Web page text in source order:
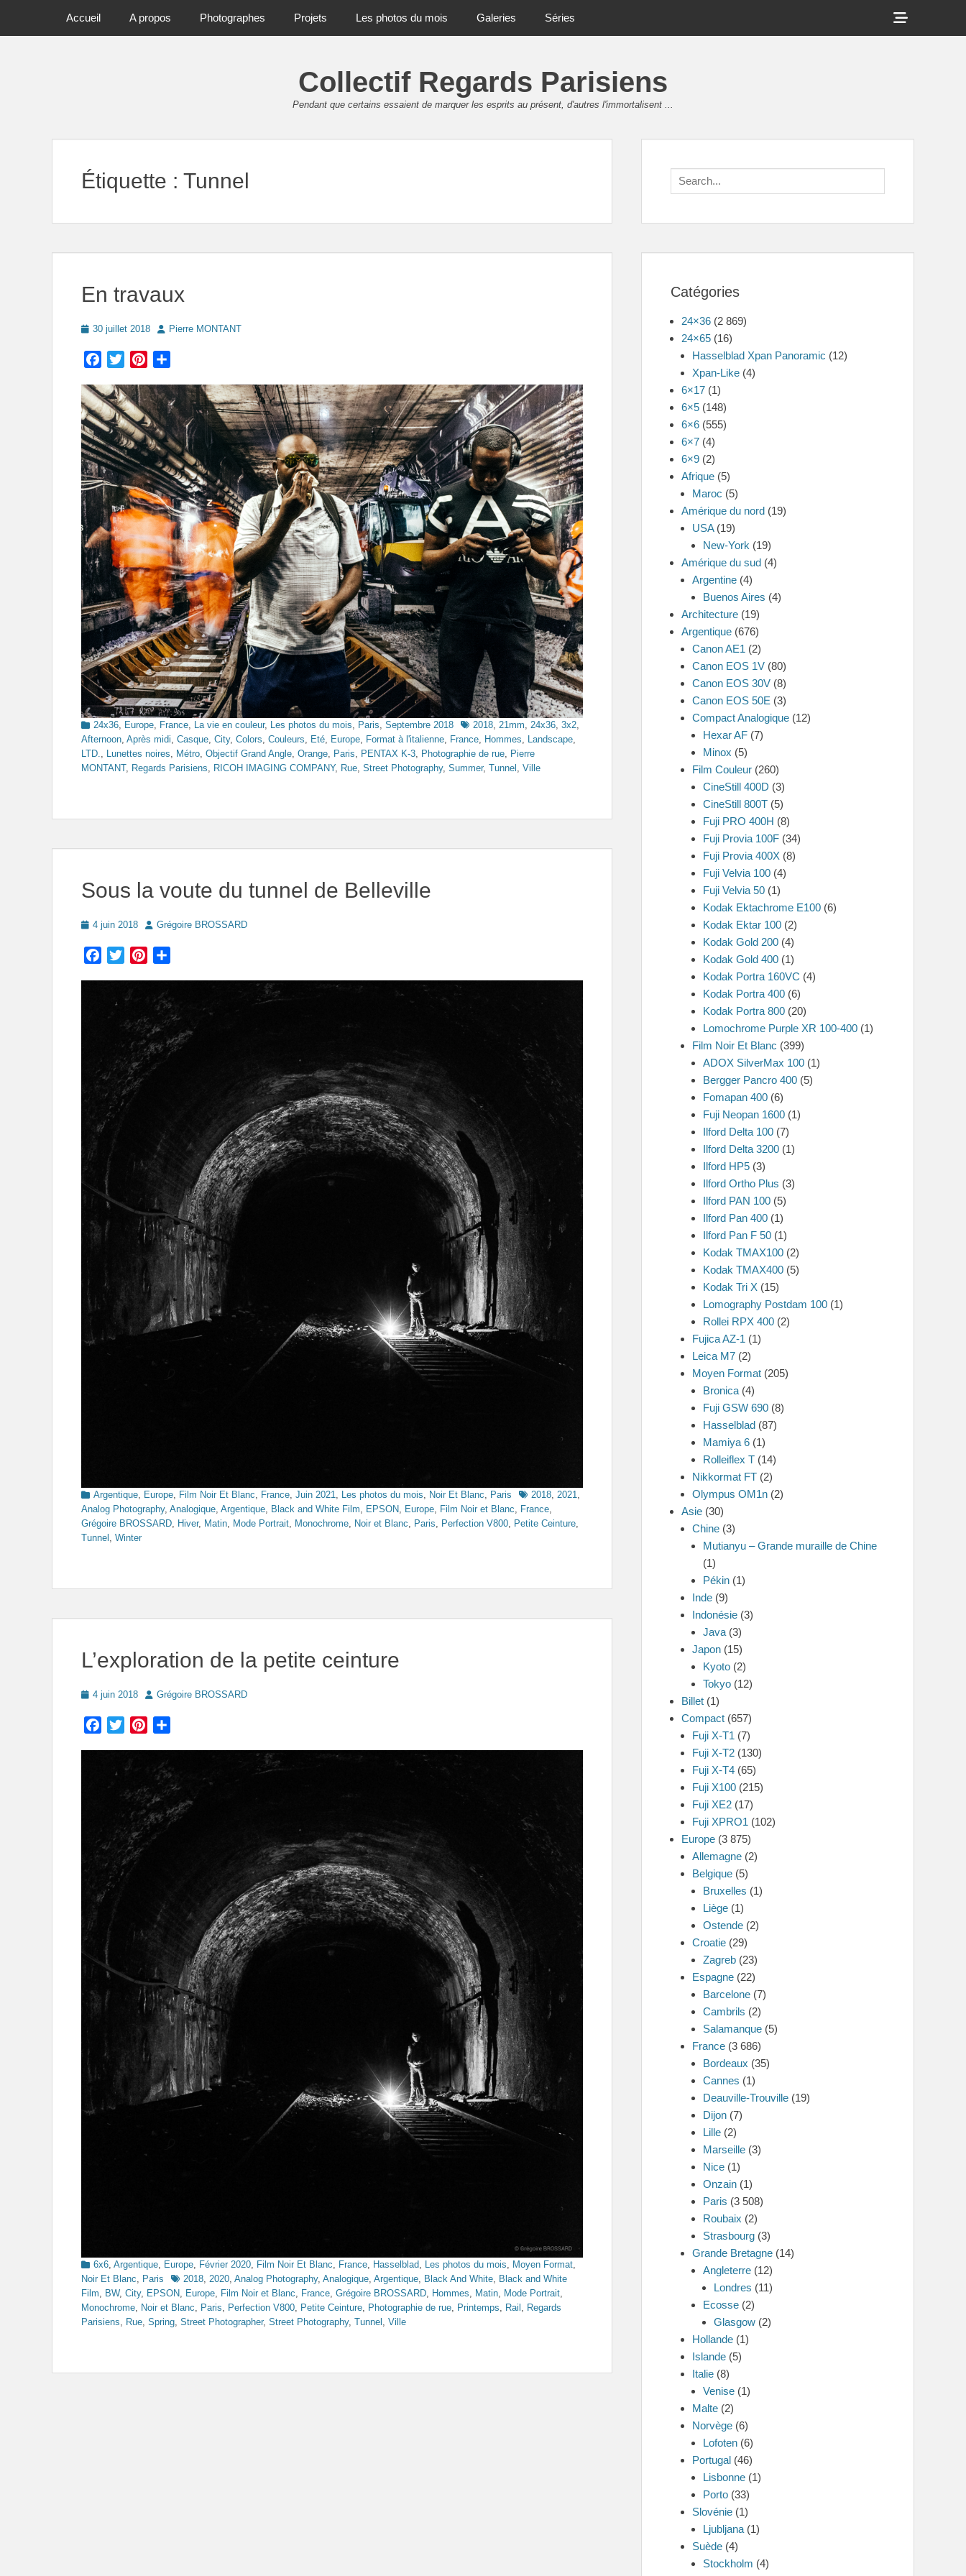
Primary Menu
Accueil A propos Photographes Projets Les photos du mois Galeries Séries
Show
Header
Collectif Regards Parisiens
Pendant que certains essaient de marquer les esprits au présent, d'autres l'immortalisent ...
Étiquette : Tunnel
En travaux
Posted
30 juillet 2018 AuthorPierre MONTANT
Facebook
TwitterPinterest
Categories
24x36, Europe, France, La vie en couleur, Les photos du mois, Paris, Septembre 2018 Tags2018, 21mm, 24x36, 3x2,
Afternoon, Après midi, Casque, City, Colors, Couleurs, Eté, Europe, Format à l'italienne, France, Hommes, Landscape,
LTD., Lunettes noires, Métro, Objectif Grand Angle, Orange, Paris, PENTAX K-3, Photographie de rue, Pierre
MONTANT, Regards Parisiens, RICOH IMAGING COMPANY, Rue, Street Photography, Summer, Tunnel , Ville
Sous la voute du tunnel de Belleville
Posted
4 juin 2018 Author
Grégoire BROSSARD
Facebook
TwitterPinterest
Categories
Argentique, Europe, Film Noir Et Blanc, France, Juin 2021, Les photos du mois, Noir Et Blanc, Paris Tags2018, 2021,
Analog Photography, Analogique, Argentique, Black and White Film, EPSON, Europe, Film Noir et Blanc, France,
Grégoire BROSSARD, Hiver, Matin, Mode Portrait, Monochrome, Noir et Blanc, Paris, Perfection V800, Petite Ceinture,
Tunnel , Winter
L’exploration de la petite ceinture
Posted
4 juin 2018 Author
Grégoire BROSSARD
Facebook
TwitterPinterest
Categories
6x6, Argentique, Europe, Février 2020, Film Noir Et Blanc, France, Hasselblad, Les photos du mois, Moyen Format,
Noir Et Blanc, Paris Tags2018, 2020, Analog Photography, Analogique, Argentique, Black And White, Black and White
Film, BW, City, EPSON, Europe, Film Noir et Blanc, France, Grégoire BROSSARD, Hommes, Matin, Mode Portrait,
Monochrome, Noir et Blanc, Paris, Perfection V800, Petite Ceinture, Photographie de rue, Printemps, Rail , Regards
Parisiens, Rue, Spring, Street Photographer, Street Photography, Tunnel , Ville
Search
for:
Catégories
24×36 (2 869)
24×65 (16)
Hasselblad Xpan Panoramic (12)
Xpan-Like (4)
6×17 (1)
6×5 (148)
6×6 (555)
6×7 (4)
6×9 (2)
Afrique (5)
Maroc (5)
Amérique du nord (19)
USA(19)
New-York (19)
Amérique du sud (4)
Argentine (4)
Buenos Aires (4)
Architecture (19)
Argentique (676)
Canon AE1 (2)
Canon EOS 1V (80)
Canon EOS 30V (8)
Canon EOS 50E (3)
Compact Analogique (12)
Hexar AF (7)
Minox (5)
Film Couleur (260)
CineStill 400D (3)
CineStill 800T (5)
Fuji PRO 400H (8)
Fuji Provia 100F (34)
Fuji Provia 400X (8)
Fuji Velvia 100 (4)
Fuji Velvia 50 (1)
Kodak Ektachrome E100 (6)
Kodak Ektar 100 (2)
Kodak Gold 200 (4)
Kodak Gold 400 (1)
Kodak Portra 160VC (4)
Kodak Portra 400 (6)
Kodak Portra 800 (20)
Lomochrome Purple XR 100-400 (1)
Film Noir Et Blanc (399)
ADOX SilverMax 100 (1)
Bergger Pancro 400 (5)
Fomapan 400 (6)
Fuji Neopan 1600 (1)
Ilford Delta 100 (7)
Ilford Delta 3200 (1)
Ilford HP5 (3)
Ilford Ortho Plus (3)
Ilford PAN 100 (5)
Ilford Pan 400 (1)
Ilford Pan F 50 (1)
Kodak TMAX100 (2)
Kodak TMAX400 (5)
Kodak Tri X (15)
Lomography Postdam 100 (1)
Rollei RPX 400 (2)
Fujica AZ-1 (1)
Leica M7 (2)
Moyen Format (205)
Bronica (4)
Fuji GSW 690 (8)
Hasselblad (87)
Mamiya 6 (1)
Rolleiflex T (14)
Nikkormat FT (2)
Olympus OM1n (2)
Asie (30)
Chine (3)
Mutianyu – Grande muraille de Chine
(1)
Pékin (1)
Inde (9)
Indonésie (3)
Java (3)
Japon (15)
Kyoto (2)
Tokyo (12)
Billet (1)
Compact (657)
Fuji X-T1 (7)
Fuji X-T2 (130)
Fuji X-T4 (65)
Fuji X100 (215)
Fuji XE2 (17)
Fuji XPRO1 (102)
Europe (3 875)
Allemagne (2)
Belgique (5)
Bruxelles (1)
Liège (1)
Ostende (2)
Croatie (29)
Zagreb (23)
Espagne (22)
Barcelone (7)
Cambrils (2)
Salamanque (5)
France (3 686)
Bordeaux (35)
Cannes (1)
Deauville-Trouville (19)
Dijon (7)
Lille (2)
Marseille (3)
Nice (1)
Onzain (1)
Paris (3 508)
Roubaix (2)
Strasbourg (3)
Grande Bretagne (14)
Angleterre (12)
Londres (11)
Ecosse (2)
Glasgow (2)
Hollande (1)
Islande (5)
Italie (8)
Venise (1)
Malte (2)
Norvège (6)
Lofoten (6)
Portugal (46)
Lisbonne (1)
Porto (33)
Slovénie (1)
Ljubljana (1)
Suède (4)
Stockholm (4)